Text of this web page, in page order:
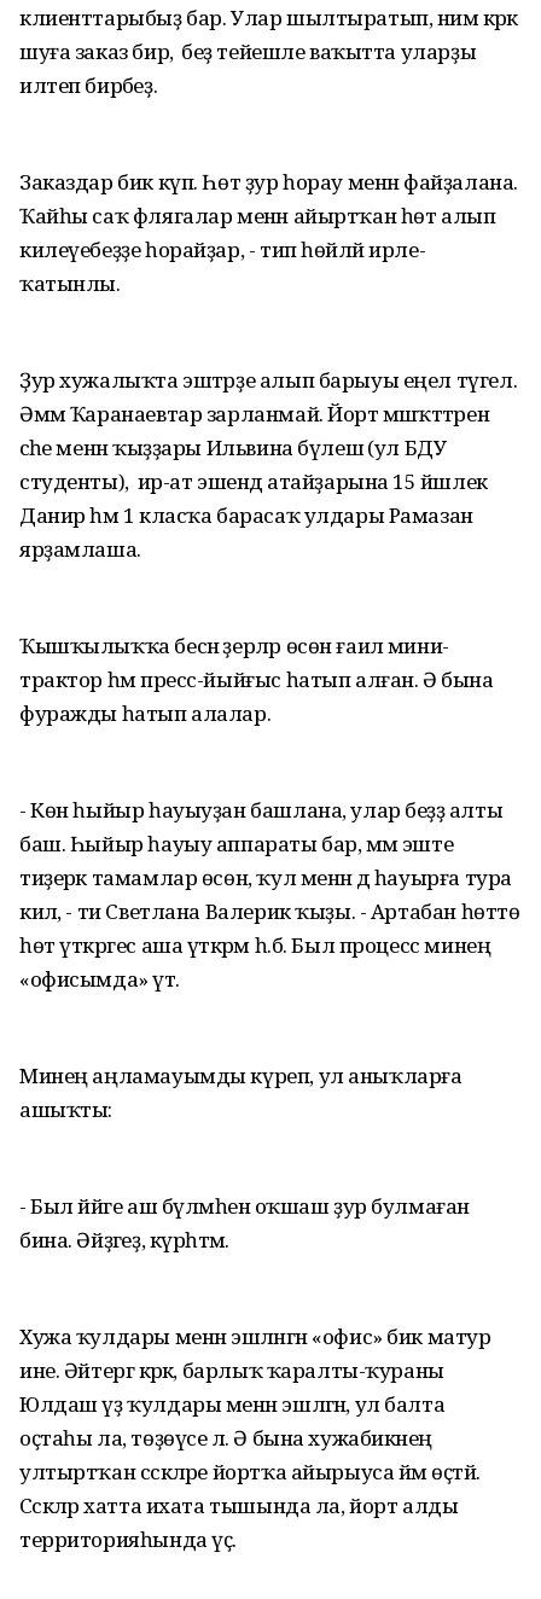
клиенттарыбыҙ бар. Улар шылтыратып, нимә кәрәк
шуға заказ бирә, ә беҙ тейешле ваҡытта уларҙы
илтеп бирәбеҙ.
Заказдар бик күп. Һөт ҙур һорау менән файҙалана.
Ҡайһы саҡ флягалар менән айыртҡан һөт алып
килеүебеҙҙе һорайҙар, - тип һөйләй ирле-
ҡатынлы.
Ҙур хужалыҡта эштәрҙе алып барыуы еңел түгел.
Әммә Ҡаранаевтар зарланмай. Йорт мәшәҡәттәрен
әсәһе менән ҡыҙҙары Ильвина бүлешә (ул БДУ
студенты), ә ир-ат эшендә атайҙарына 15 йәшлек
Данир һәм 1 класҡа барасаҡ улдары Рамазан
ярҙамлаша.
Ҡышҡылыҡҡа бесән әҙерләр өсөн ғаилә мини-
трактор һәм пресс-йыйғыс һатып алған. Ә бына
фуражды һатып алалар.
- Көн һыйыр һауыуҙан башлана, улар беҙҙә алты
баш. Һыйыр һауыу аппараты бар, әммә эште
тиҙерәк тамамлар өсөн, ҡул менән дә һауырға тура
килә, - ти Светлана Валерик ҡыҙы. - Артабан һөттө
һөт үткәргес аша үткәрәм һ.б. Был процесс минең
«офисымда» үтә.
Минең аңламауымды күреп, ул аныҡларға
ашыҡты:
- Был йәйге аш бүлмәһенә оҡшаш ҙур булмаған
бина. Әйҙәгеҙ, күрһәтәм.
Хужа ҡулдары менән эшләнгән «офис» бик матур
ине. Әйтергә кәрәк, барлыҡ ҡаралты-ҡураны
Юлдаш үҙ ҡулдары менән эшләгән, ул балта
оҫтаһы ла, төҙөүсе лә. Ә бына хужабикәнең
ултыртҡан сәскәләре йортҡа айырыуса йәм өҫтәй.
Сәскәләр хатта ихата тышында ла, йорт алды
территорияһында үҫә.